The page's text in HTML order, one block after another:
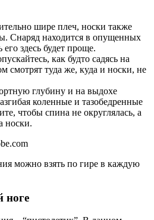
шире плеч, носки также
Снаряд находится в опущенных
здесь будет проще.
как будто садясь на
смотрят туда же, куда и носки, не
глубину и на выдохе
коленные и тазобедренные
чтобы спина не округлялась, а
носки.
можно взять по гире в каждую
ноге